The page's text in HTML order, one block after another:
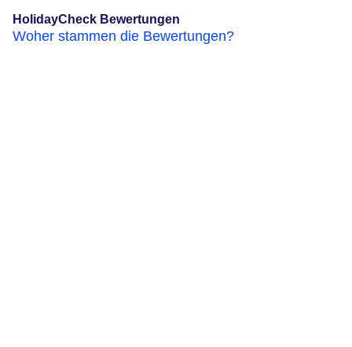
HolidayCheck Bewertungen
Woher stammen die Bewertungen?